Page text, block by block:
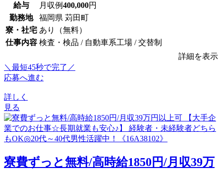
給与 月収例400,000円
勤務地
福岡県 苅田町
寮・社宅 あり（無料）
仕事内容 検査・検品 / 自動車系工場 / 交替制
詳細を表示
＼最短45秒で完了／
応募へ進む
詳しく
見る
寮費ずっと無料/高時給1850円/月収39万